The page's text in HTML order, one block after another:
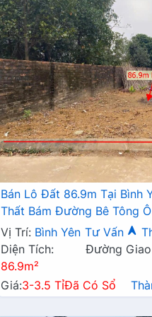
Bán Lô Đất 86.9m Tại Bình
Thất Bám Đường Bê Tông
Đất Dân Cư Đông Đúc Giá
Vị Trí: Bình Yên Tư Vấn
Diện Tích:
86.9m²
Đường
Giá:3-3.5 TỉĐã Có Sổ